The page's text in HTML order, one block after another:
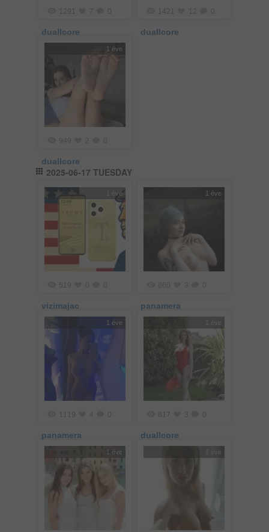
1291 7
duallcore
1421 12
duallcore
1 éve
949 2
duallcore
2025-06-17 TUESDAY
1 éve
519
vizimajac
1 éve
860 3
panamera
1 éve
1119
panamera
1 éve
817 3
duallcore
1 éve 1 éve